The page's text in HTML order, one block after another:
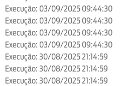
Execução: 03/09/2025 09:44:30
Execução: 03/09/2025 09:44:30
Execução: 03/09/2025 09:44:30
Execução: 03/09/2025 09:44:30
Execução: 30/08/2025 21:14:59
Execução: 30/08/2025 21:14:59
Execução: 30/08/2025 21:14:59